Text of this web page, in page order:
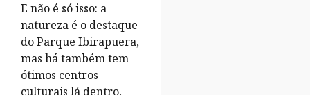
E não é só isso: a
natureza é o destaque
do Parque Ibirapuera,
mas há também tem
ótimos centros
culturais lá dentro,